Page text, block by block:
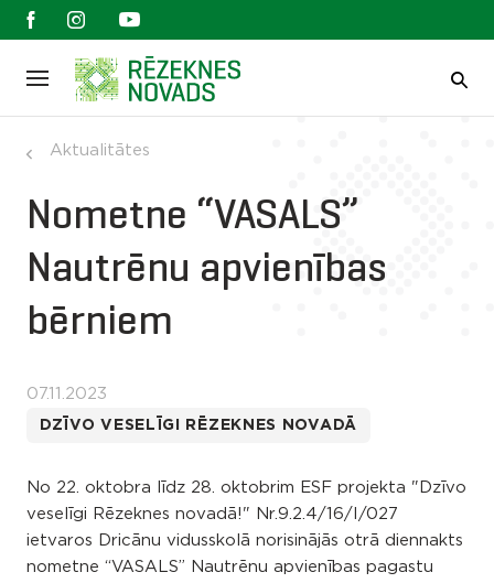
Aktualitātes
Nometne “VASALS”
Nautrēnu apvienības
bērniem
07.11.2023
DZĪVO VESELĪGI RĒZEKNES NOVADĀ
No 22. oktobra līdz 28. oktobrim ESF projekta "Dzīvo
veselīgi Rēzeknes novadā!" Nr.9.2.4/16/I/027
ietvaros Dricānu vidusskolā norisinājās otrā diennakts
nometne “VASALS” Nautrēnu apvienības pagastu